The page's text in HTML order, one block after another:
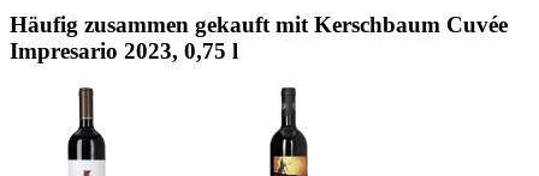
Häufig zusammen gekauft mit Kerschbaum Cuvée
Impresario 2023, 0,75 l